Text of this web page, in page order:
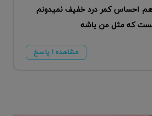
احساس کمر درد خفیف نمیدونم
که مثل من باشه
مشاهده ۱ پاسخ